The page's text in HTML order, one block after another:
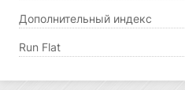
Дополнительный индекс
Run Flat